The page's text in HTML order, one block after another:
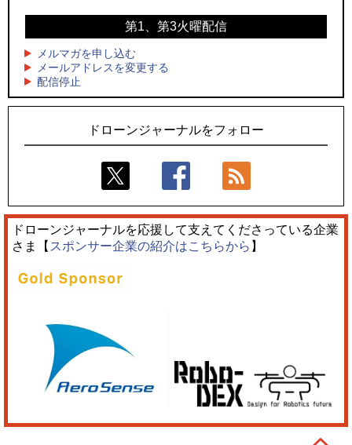
ドローンとナイトバブルが競演、「花園ドローンショーフェ
スタ2026」10/3、4開催
レーシングカーの製造技術をドローンへ、トピアが大型機と
量産構想を公開
サザンビーチちがさき花火大会で「復活の花火」打ち上げ、
キリンビールがライブ中継と連動した支援企画
飛んだドローン、飛ばなかったドローン
第1、第3火曜配信
メルマガを申し込む
メールアドレスを変更する
配信停止
ドローンジャーナルをフォロー
ドローンジャーナルを応援して支えてくださっている企業
さま【 スポンサー企業の紹介はこちらから 】